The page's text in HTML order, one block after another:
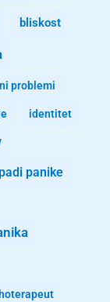
bliskost
problemi
identitet
panike